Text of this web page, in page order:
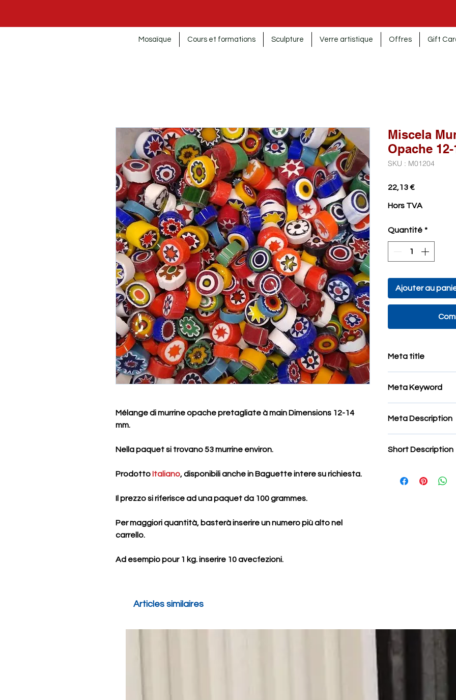
Mosaïque Cours et formations Sculpture Verre artistique Offres Gift
Mélange di murrine opache pretagliate à main Dimensions 12-14
mm.
Nella paquet si trovano 53murrine environ.
Prodotto Italiano, disponibili anche in Baguette intere su richiesta.
Il prezzo si riferisce ad una paquet da 100 grammes.
Per maggiori quantità, basterà inserire un numero più alto nel
carrello.
Ad esempio pour 1 kg. inserire 10 avecfezioni.
Miscela
Opache
SKU : M01204
22,13 €Prix
Hors TVA
Quantité *
Ajouter au
Meta title
Meta Keyword
veneziane opache,
murrine,effetre
Meta Description
veneziane opache,
murrine,effetre
Short Description
grammi.
Articles similaires